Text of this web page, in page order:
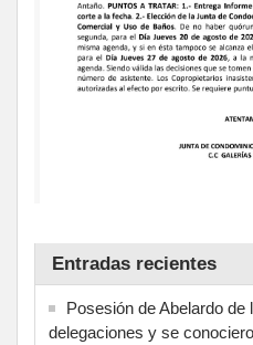
Entradas recientes
Posesión de Abelardo de
delegaciones y se